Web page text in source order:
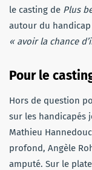
le casting de Plus
autour du handicap
« avoir la chance
Pour le
Hors de question
sur les handicapés
Mathieu
profond, Angèle
amputé. Sur le